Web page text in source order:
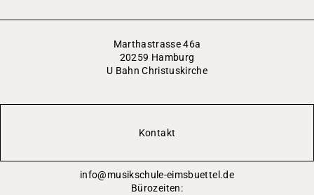
Marthastrasse 46a
20259 Hamburg
U Bahn Christuskirche
Kontakt
info@musikschule-eimsbuettel.de
Bürozeiten: